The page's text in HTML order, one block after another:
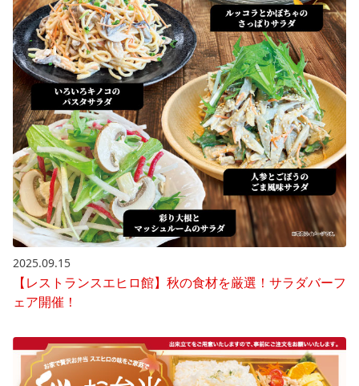
2025.09.15
【レストランスエヒロ館】秋の食材を厳選！サラダバーフ
ェア開催！